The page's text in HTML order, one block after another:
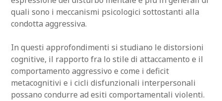
quali sono i meccanismi psicologici sottostanti alla
condotta aggressiva.
In questi approfondimenti si studiano le distorsioni
cognitive, il rapporto fra lo stile di attaccamento e il
comportamento aggressivo e come i deficit
metacognitivi e i cicli disfunzionali interpersonali
possano condurre ad esiti comportamentali violenti.